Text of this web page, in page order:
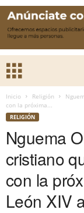
Inicio Religión
con la próxima...
RELIGIÓN
Nguema
cristiano
con la
León XIV